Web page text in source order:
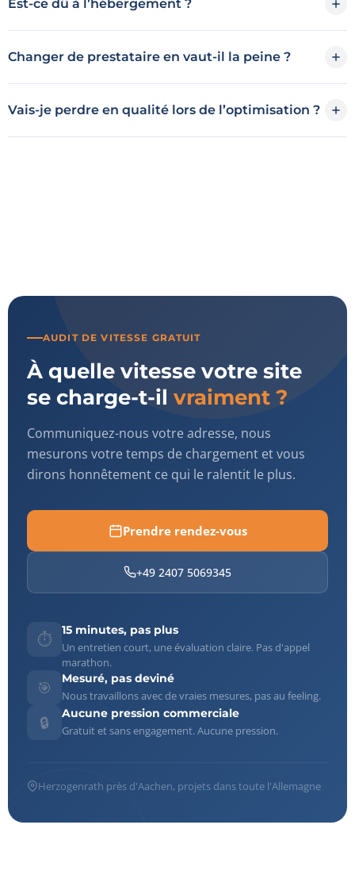
Est-ce dû à l’hébergement ?
Changer de prestataire en vaut-il la peine ?
Vais-je perdre en qualité lors de l’optimisation ?
AUDIT DE VITESSE GRATUIT
À quelle vitesse votre site
se charge-t-il vraiment ?
Communiquez-nous votre adresse, nous
mesurons votre temps de chargement et vous
dirons honnêtement ce qui le ralentit le plus.
Prendre rendez-vous
+49 2407 5069345
⏱️
15 minutes, pas plus
Un entretien court, une évaluation claire. Pas d'appel
marathon.
🎯
Mesuré, pas deviné
Nous travaillons avec de vraies mesures, pas au feeling.
🔒
Aucune pression commerciale
Gratuit et sans engagement. Aucune pression.
Herzogenrath près d'Aachen, projets dans toute l'Allemagne